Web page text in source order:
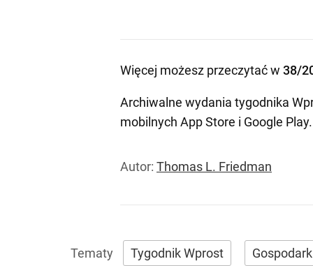
Więcej możesz przeczytać w 38/
Archiwalne wydania tygodnika
mobilnych App Store i Google Play.
Autor: Thomas L. Friedman
Tygodnik Wprost